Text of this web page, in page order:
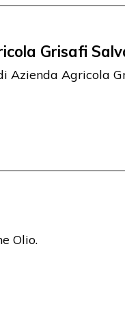
Grisafi
Azienda Agricola
Olio.